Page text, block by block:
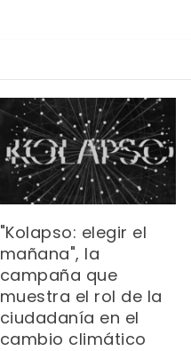
"Kolapso: elegir el
mañana", la
campaña que
muestra el rol de la
ciudadanía en el
cambio climático